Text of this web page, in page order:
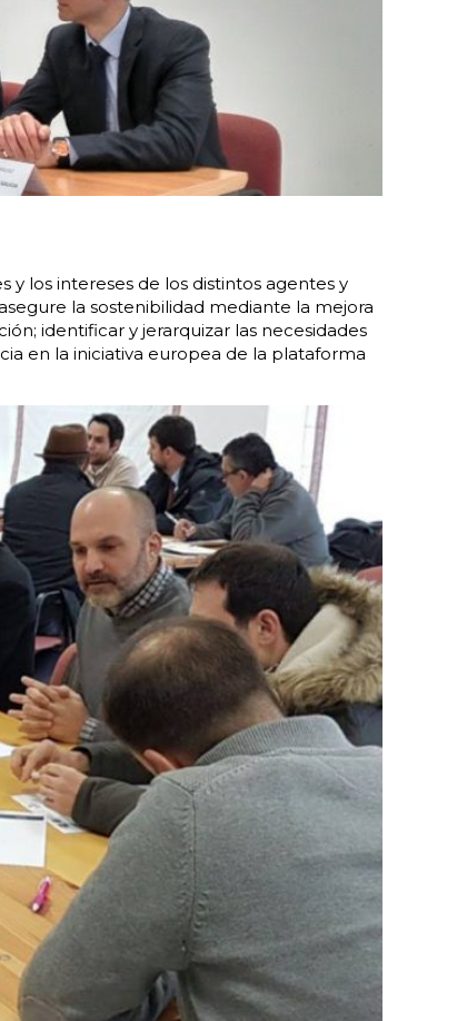
y los intereses de los distintos agentes y
la sostenibilidad mediante la mejora
identificar y jerarquizar las necesidades
en la iniciativa europea de la plataforma